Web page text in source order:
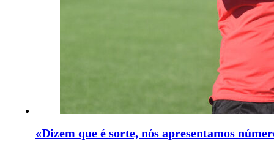
«Dizem que é sorte, nós apresentamos